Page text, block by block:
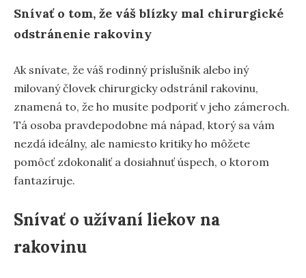
Snívať o tom, že váš blízky mal chirurgické
odstránenie rakoviny
Ak snívate, že váš rodinný príslušník alebo iný
milovaný človek chirurgicky odstránil rakovinu,
znamená to, že ho musíte podporiť v jeho zámeroch.
Tá osoba pravdepodobne má nápad, ktorý sa vám
nezdá ideálny, ale namiesto kritiky ho môžete
pomôcť zdokonaliť a dosiahnuť úspech, o ktorom
fantazíruje.
Snívať o užívaní liekov na
rakovinu